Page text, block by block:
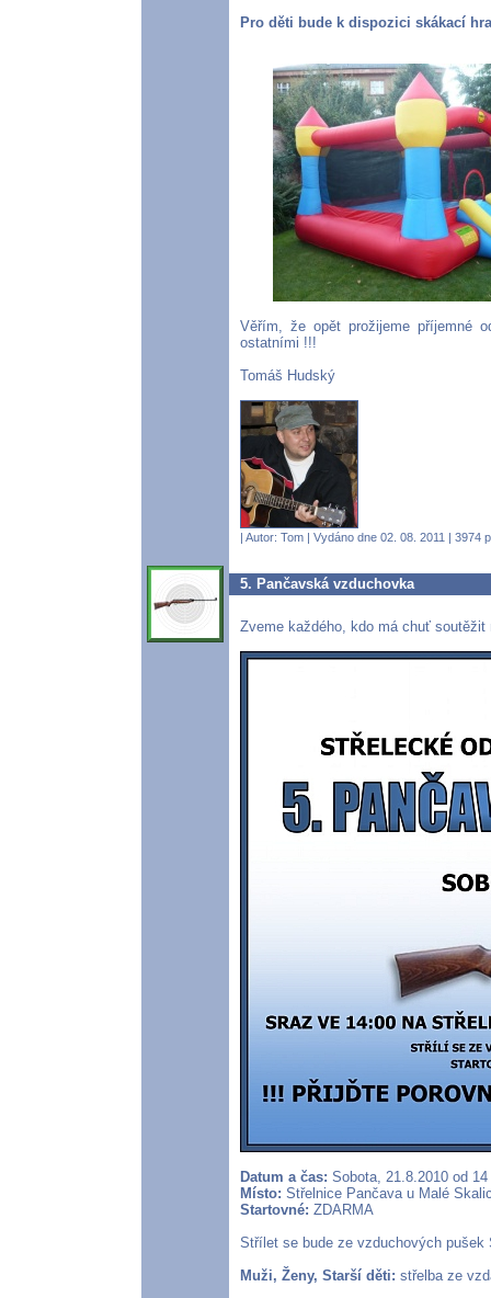
Pro děti bude k dispozici skákací
Věřím, že opět prožijeme příjemné
ostatními !!!
Tomáš Hudský
| Autor: Tom | Vydáno dne 02. 08. 2011 | 3974
5. Pančavská vzduchovka
Zveme každého, kdo má chuť
Datum a čas: Sobota, 21.8.2010 od 14
Místo: Střelnice Pančava u Malé
Startovné: ZDARMA
Střílet se bude ze vzduchových
Muži, Ženy, Starší děti: střelba ze